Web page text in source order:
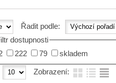
Řadit podle:
dostupnosti
222 79 skladem
Zobrazení: